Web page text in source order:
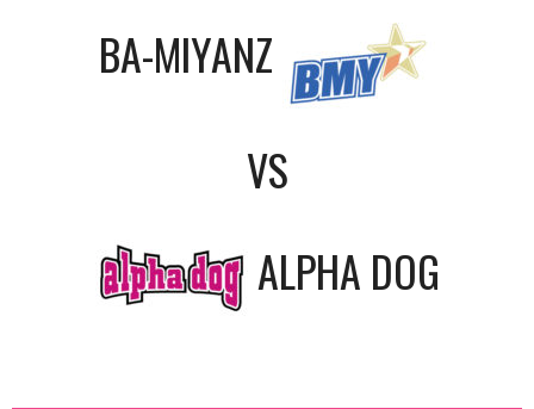
BA-MIYANZ
VS
ALPHA DOG